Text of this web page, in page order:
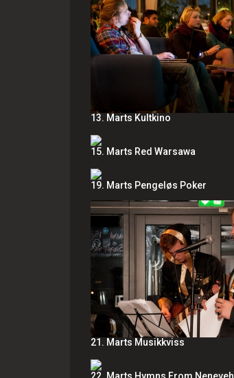
13. Marts Kultkino
15. Marts Red Warsawa
19. Marts Pengeløs Poker
21. Marts Musikkviss